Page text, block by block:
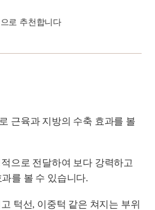
로 추천합니다
근육과 지방의 수축 효과를 볼
으로 전달하여 보다 강력하고
를 볼 수 있습니다.
턱선, 이중턱 같은 쳐지는 부위